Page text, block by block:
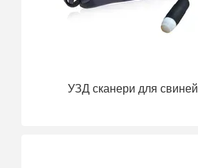
УЗД сканери для свиней